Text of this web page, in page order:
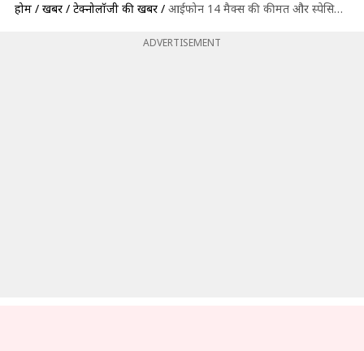
होम / खबरें / टेक्नोलॉजी की खबरें / आईफोन 14 मैक्स की कीमत और स्पेसिफिकेशन हुए लीक, लॉन्च में हो सकती है देरी
ADVERTISEMENT